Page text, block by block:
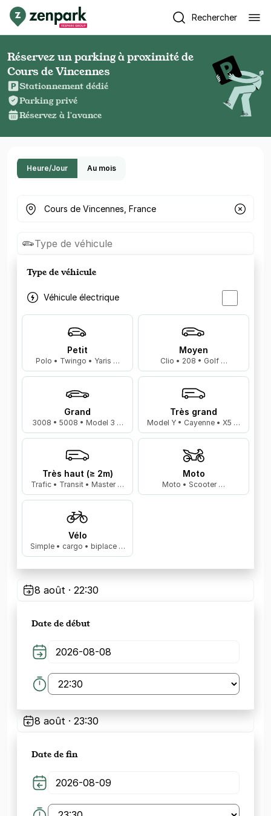
Rechercher
Réservez un parking à proximité de
Cours de Vincennes
Stationnement dédié
Parking privé
Réservez à l'avance
Heure/Jour Au mois
Où cherchez-vous un parking ?
Type de véhicule
Type de véhicule
Véhicule électrique
Petit
Polo • Twingo • Yaris …
Moyen
Clio • 208 • Golf …
Grand
3008 • 5008 • Model 3 …
Très grand
Model Y • Cayenne • X5 …
Très haut (≥ 2m)
Trafic • Transit • Master …
Moto
Moto • Scooter …
Vélo
Simple • cargo • biplace …
8 août · 22:30
Date de début
8 août · 23:30
Date de fin